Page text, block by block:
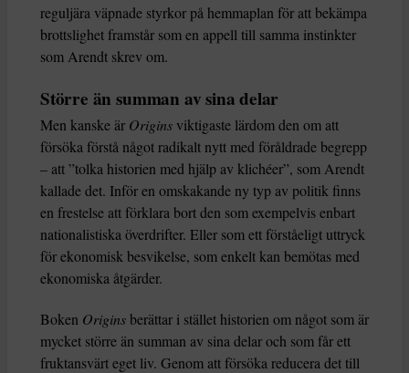
reguljära väpnade styrkor på hemmaplan för att bekämpa
brottslighet framstår som en appell till samma instinkter
som Arendt skrev om.
Större än summan av sina delar
Men kanske är Origins viktigaste lärdom den om att
försöka förstå något radikalt nytt med föråldrade begrepp
– att ”tolka historien med hjälp av klichéer”, som Arendt
kallade det. Inför en omskakande ny typ av politik finns
en frestelse att förklara bort den som exempelvis enbart
nationalistiska överdrifter. Eller som ett förståeligt uttryck
för ekonomisk besvikelse, som enkelt kan bemötas med
ekonomiska åtgärder.
Boken Originsberättar i stället historien om något som är
mycket större än summan av sina delar och som får ett
fruktansvärt eget liv. Genom att försöka reducera det till